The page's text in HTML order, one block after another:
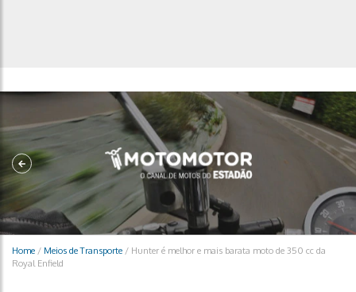
Home / Meios de Transporte / Hunter é melhor e mais barata moto de 350 cc da
Royal Enfield